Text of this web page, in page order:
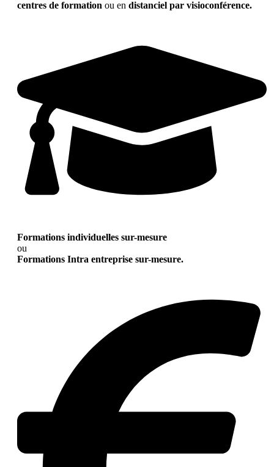
centres de formation ou en distanciel par visioconférence.
Formations individuelles sur-mesure
ou
Formations Intra entreprise sur-mesure.